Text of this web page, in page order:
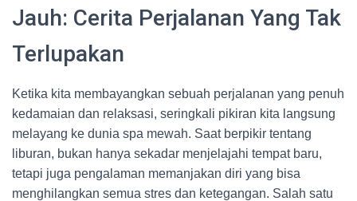
Jauh: Cerita Perjalanan Yang Tak
Terlupakan
Ketika kita membayangkan sebuah perjalanan yang penuh
kedamaian dan relaksasi, seringkali pikiran kita langsung
melayang ke dunia spa mewah. Saat berpikir tentang
liburan, bukan hanya sekadar menjelajahi tempat baru,
tetapi juga pengalaman memanjakan diri yang bisa
menghilangkan semua stres dan ketegangan. Salah satu